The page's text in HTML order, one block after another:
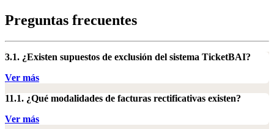
Preguntas frecuentes
3.1. ¿Existen supuestos de exclusión del sistema TicketBAI?
Ver más
11.1. ¿Qué modalidades de facturas rectificativas existen?
Ver más